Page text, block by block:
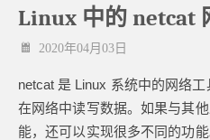
Linux 中的 netcat
2020年04月03日
netcat 是 Linux 系统中的网络
在网络中读写数据。如果与其
能，还可以实现很多不同的功